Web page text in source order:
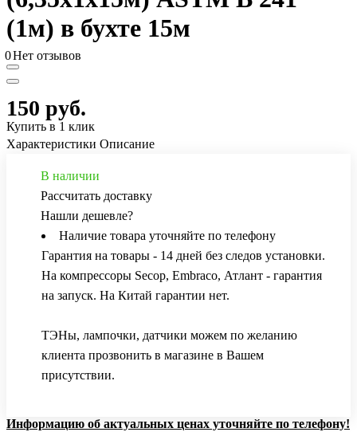
(1м) в бухте 15м
0Нет отзывов
150 руб.
Купить в 1 клик
Характеристики Описание
В наличии
Рассчитать доставку
Нашли дешевле?
Наличие товара уточняйте по телефону
Гарантия на товары - 14 дней без следов установки.
На компрессоры Secop, Embraco, Атлант - гарантия
на запуск. На Китай гарантии нет.
ТЭНы, лампочки, датчики можем по желанию
клиента прозвонить в магазине в Вашем
присутствии.
Информацию об актуальных ценах уточняйте по телефону!